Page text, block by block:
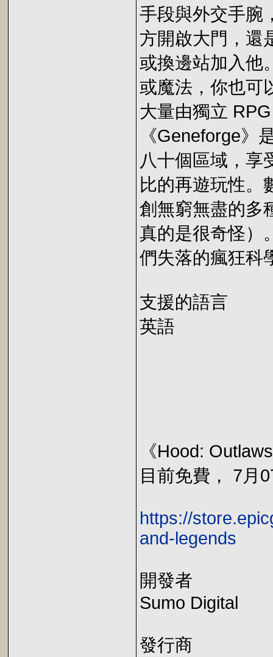
手段與外交手腕
方開啟大門，還
或換邊站加入他
或魔法，你也可
大量由獨立
《Geneforge》
八十個區域，享
比的再遊玩性。
創無窮無盡的多
真的是很奇怪）
們失落的瘋狂科
支援的語言
英語
《Hood:
目前免費， 7月
https://
and-legends
開發者
Sumo Digital
發行商